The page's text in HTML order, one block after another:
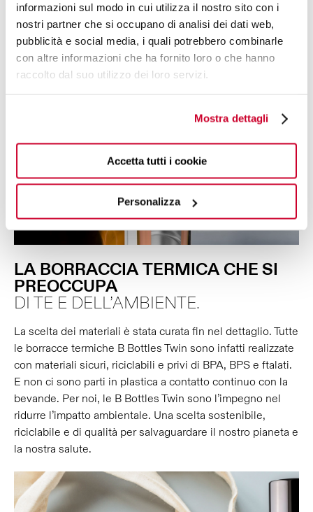
informazioni sul modo in cui utilizza il nostro sito con i
nostri partner che si occupano di analisi dei dati web,
pubblicità e social media, i quali potrebbero combinarle
con altre informazioni che ha fornito loro o che hanno
raccolto dal suo utilizzo dei loro servizi.
Mostra dettagli
Accetta tutti i cookie
Personalizza
LA BORRACCIA TERMICA CHE SI
PREOCCUPA
DI TE E DELL’AMBIENTE.
La scelta dei materiali è stata curata fin nel dettaglio. Tutte
le borracce termiche B Bottles Twin sono infatti realizzate
con materiali sicuri, riciclabili e privi di BPA, BPS e ftalati.
E non ci sono parti in plastica a contatto continuo con la
bevande. Per noi, le B Bottles Twin sono l’impegno nel
ridurre l’impatto ambientale. Una scelta sostenibile,
riciclabile e di qualità per salvaguardare il nostro pianeta e
la nostra salute.